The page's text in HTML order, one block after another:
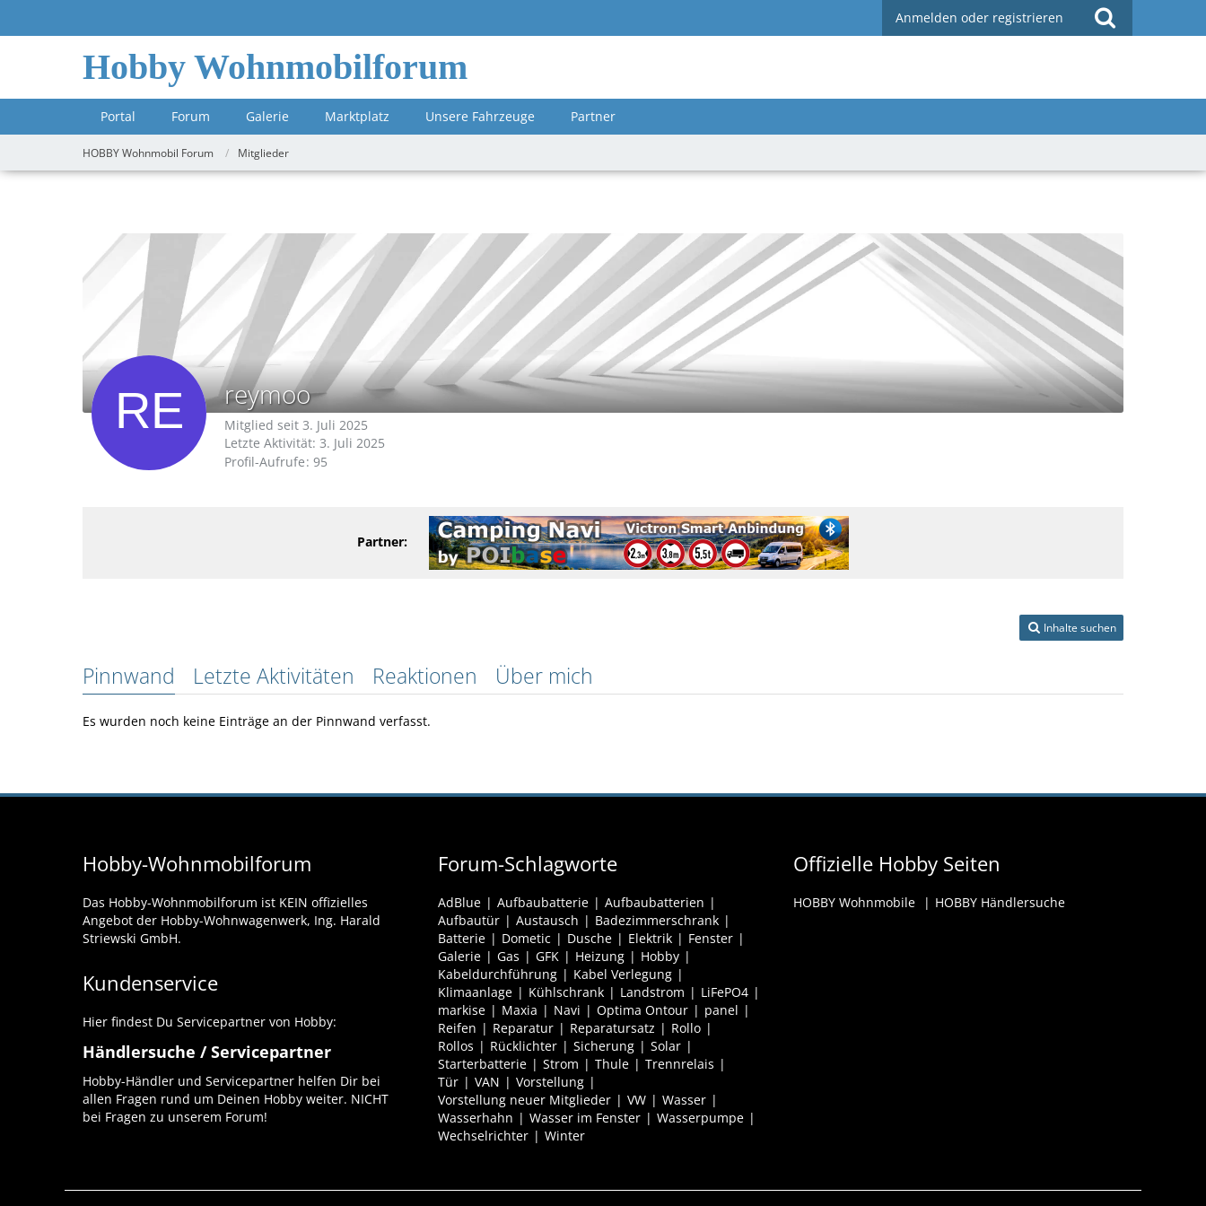
Anmelden oder registrieren
Hobby Wohnmobilforum
Portal Forum Galerie Marktplatz Unsere Fahrzeuge Partner
HOBBY Wohnmobil Forum Mitglieder
reymoo
Mitglied seit 3. Juli 2025
Letzte Aktivität: 3. Juli 2025
Profil-Aufrufe 95
Partner:
Inhalte suchen
Pinnwand Letzte Aktivitäten Reaktionen Über mich
Es wurden noch keine Einträge an der Pinnwand verfasst.
Hobby-Wohnmobilforum
Das Hobby-Wohnmobilforum ist KEIN offizielles
Angebot der Hobby-Wohnwagenwerk, Ing. Harald
Striewski GmbH.
Kundenservice
Hier findest Du Servicepartner von Hobby:
Händlersuche / Servicepartner
Hobby-Händler und Servicepartner helfen Dir bei
allen Fragen rund um Deinen Hobby weiter. NICHT
bei Fragen zu unserem Forum!
Forum-Schlagworte
AdBlue Aufbaubatterie
Aufbaubatterien
Aufbautür
Austausch
Badezimmerschrank
Batterie
Dometic Dusche Elektrik
Fenster
Galerie
Gas GFK Heizung
Hobby
Kabeldurchführung
Kabel Verlegung
Klimaanlage
Kühlschrank Landstrom
LiFePO4
markise
Maxia Navi Optima Ontour
panel
Reifen
Reparatur Reparatursatz
Rollo
Rollos
Rücklichter Sicherung
Solar
Starterbatterie
Strom Thule
Trennrelais
Tür
VAN
Vorstellung
Vorstellung neuer Mitglieder
VW
Wasser
Wasserhahn
Wasser im Fenster
Wasserpumpe
Wechselrichter
Winter
Offizielle Hobby Seiten
HOBBY Wohnmobile HOBBY Händlersuche